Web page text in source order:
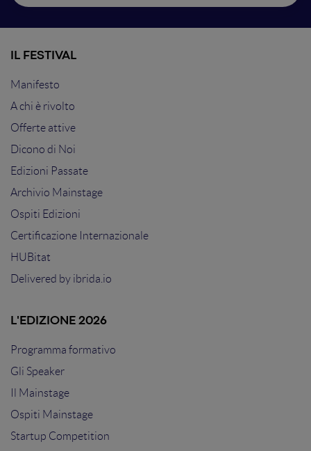
IL FESTIVAL
Manifesto
A chi è rivolto
Offerte attive
Dicono di Noi
Edizioni Passate
Archivio Mainstage
Ospiti Edizioni
Certificazione Internazionale
HUBitat
Delivered by ibrida.io
L'EDIZIONE 2026
Programma formativo
Gli Speaker
Il Mainstage
Ospiti Mainstage
Startup Competition